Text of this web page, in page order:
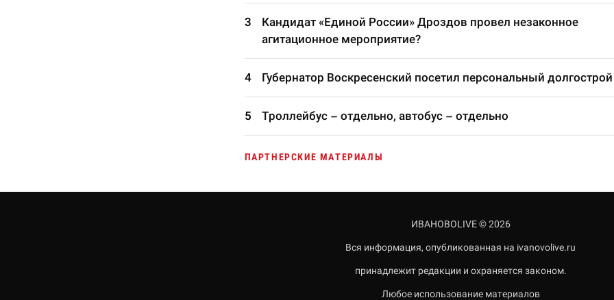
Кандидат «Единой России» Дроздов провел незаконное
агитационное мероприятие?
Губернатор Воскресенский посетил персональный долгострой
Троллейбус – отдельно, автобус – отдельно
ПАРТНЕРСКИЕ МАТЕРИАЛЫ
ИВАНОВОLIVE © 2026
Вся информация, опубликованная на ivanovolive.ru
принадлежит редакции и охраняется законом.
Любое использование материалов